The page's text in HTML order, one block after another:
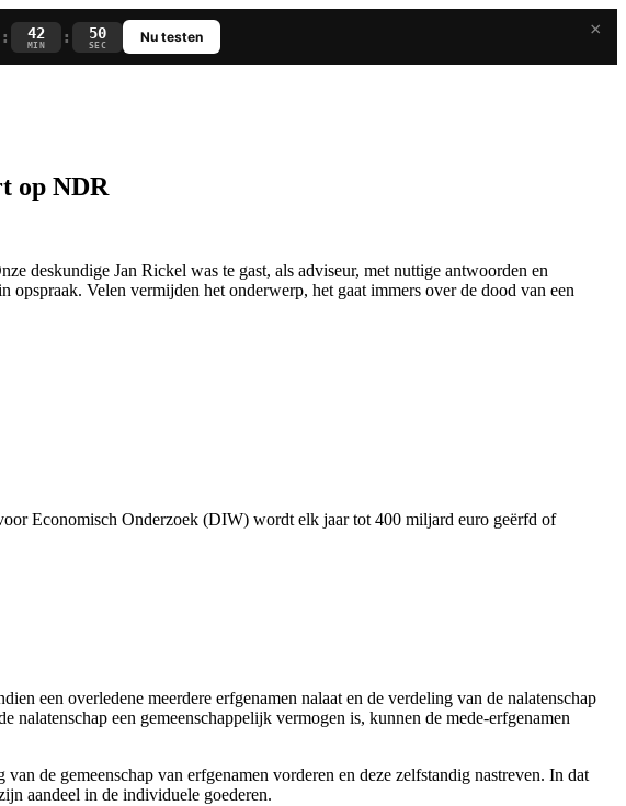
×
: 42
MIN : 50
SEC Nu testen
op NDR
deskundige Jan Rickel was te gast, als adviseur, met nuttige antwoorden en
Velen vermijden het onderwerp, het gaat immers over de dood van een
Economisch Onderzoek (DIW) wordt elk jaar tot 400 miljard euro geërfd of
een overledene meerdere erfgenamen nalaat en de verdeling van de nalatenschap
een gemeenschappelijk vermogen is, kunnen de mede-erfgenamen
de gemeenschap van erfgenamen vorderen en deze zelfstandig nastreven. In dat
aandeel in de individuele goederen.